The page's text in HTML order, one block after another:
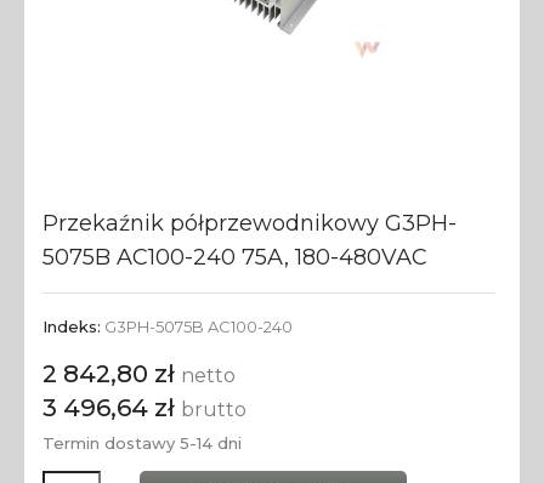
Przekaźnik półprzewodnikowy G3PH-
5075B AC100-240 75A, 180-480VAC
Indeks: G3PH-5075B AC100-240
2 842,80 zł netto
3 496,64 zł brutto
Termin dostawy 5-14 dni